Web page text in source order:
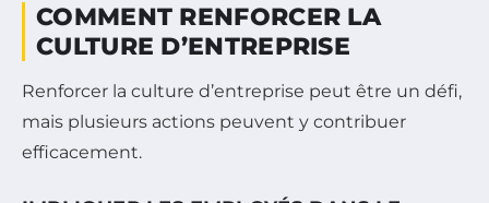
COMMENT RENFORCER LA
CULTURE D’ENTREPRISE
Renforcer la culture d’entreprise peut être un défi,
mais plusieurs actions peuvent y contribuer
efficacement.